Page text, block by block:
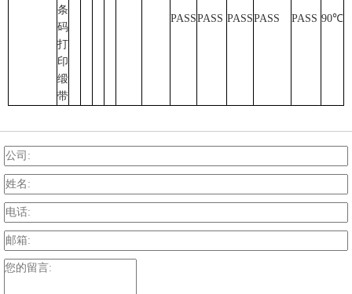
条
码
打
印
缎
带
PASSPASS PASSPASS PASS 90℃